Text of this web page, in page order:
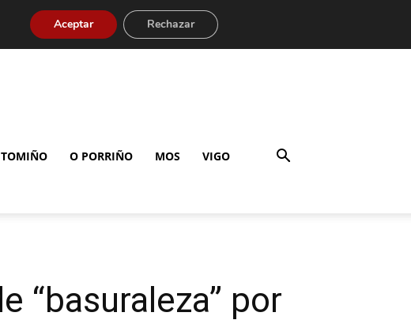
TOMIÑO O PORRIÑO MOS VIGO
“basuraleza” por
Aceptar Rechazar